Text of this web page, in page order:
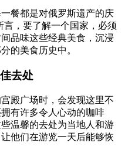
餐都是对俄罗斯遗产的庆
言，要了解一个国家，必须
品味这些经典美食，沉浸
的美食历史中。
去处
殿广场时，会发现这里不
有许多令人心动的咖啡
温馨的去处为当地人和游
他们在游览一天后能够恢